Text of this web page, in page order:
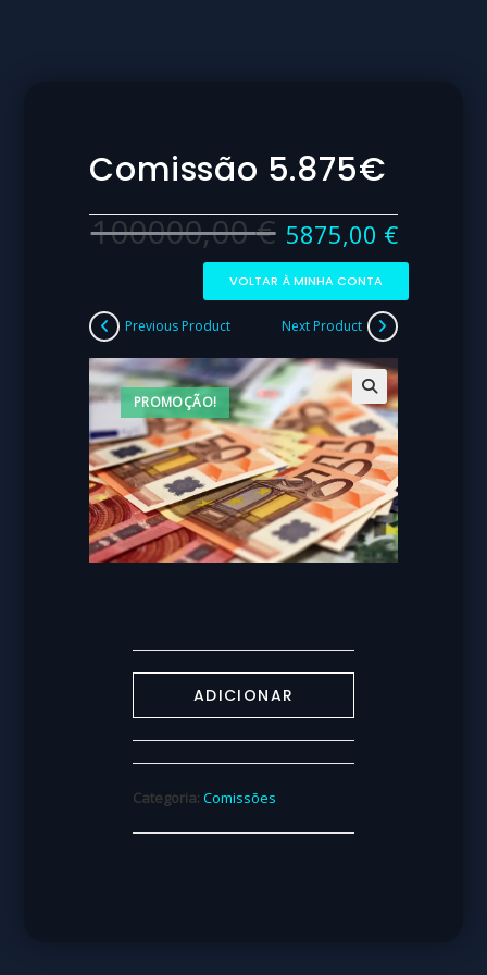
Comissão 5.875€
100000,00€ 5875,00 €
VOLTAR À MINHA CONTA
PROMOÇÃO!
Previous Product Next Product
ADICIONAR
Categoria:Comissões